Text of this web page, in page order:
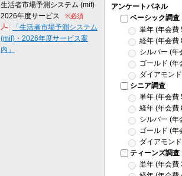
生活者市場予測システム (mif)
2026年度サービス
※必須
「生活者市場予測システム
(mif)・2026年度サービス案
内」
アンケートパネル
ベーシック調査
単年 (年会費
経年 (年会費
シルバー (年
ゴールド (年
ダイアモン
シニア調査
単年 (年会費
経年 (年会費
シルバー (年
ゴールド (年
ダイアモン
ティーンズ調査
単年 (年会費